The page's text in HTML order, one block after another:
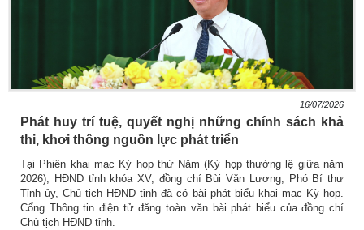
16/07/2026
Phát huy trí tuệ, quyết nghị những chính sách khả
thi, khơi thông nguồn lực phát triển
Tại Phiên khai mạc Kỳ họp thứ Năm (Kỳ họp thường lệ giữa năm
2026), HĐND tỉnh khóa XV, đồng chí Bùi Văn Lương, Phó Bí thư
Tỉnh ủy, Chủ tịch HĐND tỉnh đã có bài phát biểu khai mạc Kỳ họp.
Cổng Thông tin điện tử đăng toàn văn bài phát biểu của đồng chí
Chủ tịch HĐND tỉnh.